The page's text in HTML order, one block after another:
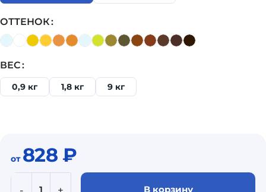
ОТТЕНОК
ВЕС
0,9 кг 1,8 кг 9 кг
от 828 ₽
В корзину